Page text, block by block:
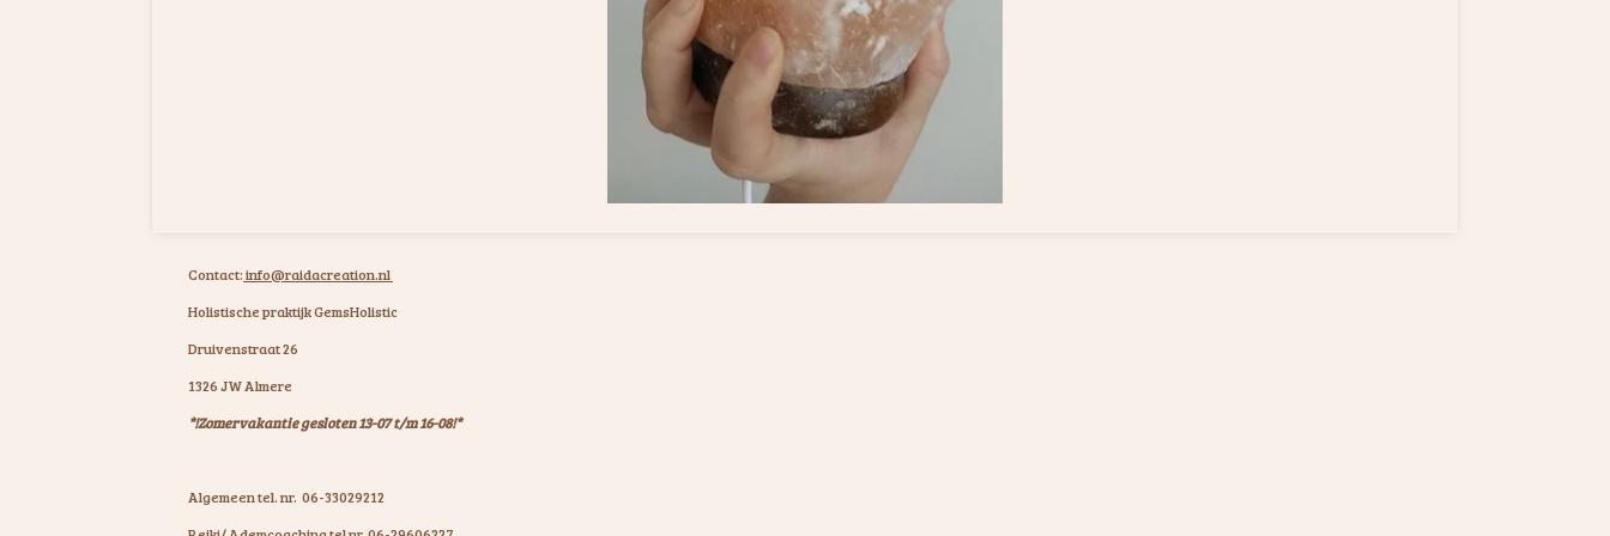
Contact:info@raidacreation.nl
Holistische praktijk GemsHolistic
Druivenstraat 26
1326 JW Almere
*!Zomervakantie gesloten 13-07 t/m 16-08!*
Algemeen tel. nr. 06-33029212